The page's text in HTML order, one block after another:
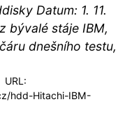
Datum: 1. 11.
bývalé stáje IBM,
dnešního testu,
hdd-Hitachi-IBM-